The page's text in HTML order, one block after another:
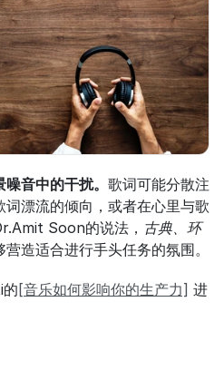
音中的干扰。 歌词可能分散注
漂流的倾向，或者在心里与歌
Soon的说法， 古典、环
营造适合进行手头任务的氛围。
[音乐如何影响你的生产力] 进